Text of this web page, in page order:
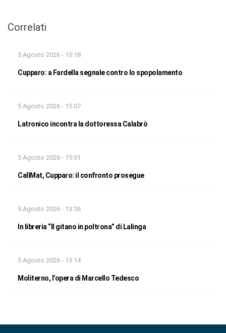
Correlati
5 Agosto 2026 - 15:18
Cupparo: a Fardella segnale contro lo spopolamento
5 Agosto 2026 - 15:07
Latronico incontra la dottoressa Calabrò
5 Agosto 2026 - 15:01
CallMat, Cupparo: il confronto prosegue
5 Agosto 2026 - 13:36
In libreria “Il gitano in poltrona” di Lalinga
5 Agosto 2026 - 13:14
Moliterno, l’opera di Marcello Tedesco